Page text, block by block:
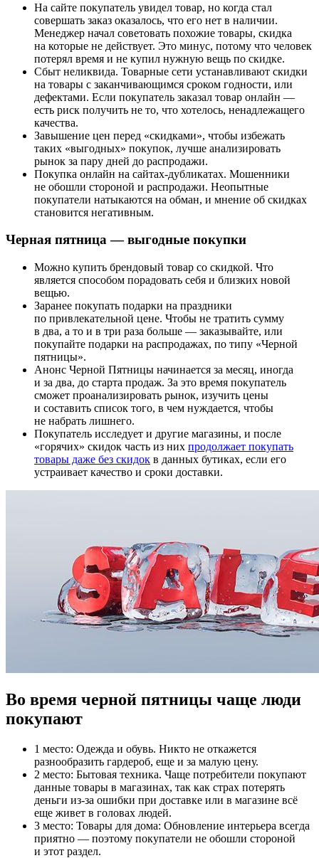
На сайте покупатель увидел товар, но когда стал
совершать заказ оказалось, что его нет в наличии.
Менеджер начал советовать похожие товары, скидка
на которые не действует. Это минус, потому что человек
потерял время и не купил нужную вещь по скидке.
Сбыт неликвида. Товарные сети устанавливают скидки
на товары с заканчивающимся сроком годности, или
дефектами. Если покупатель заказал товар онлайн —
есть риск получить не то, что хотелось, ненадлежащего
качества.
Завышение цен перед «скидками», чтобы избежать
таких «выгодных» покупок, лучше анализировать
рынок за пару дней до распродажи.
Покупка онлайн на сайтах-дубликатах. Мошенники
не обошли стороной и распродажи. Неопытные
покупатели натыкаются на обман, и мнение об скидках
становится негативным.
Черная пятница — выгодные покупки
Можно купить брендовый товар со скидкой. Что
является способом порадовать себя и близких новой
вещью.
Заранее покупать подарки на праздники
по привлекательной цене. Чтобы не тратить сумму
в два, а то и в три раза больше — заказывайте, или
покупайте подарки на распродажах, по типу «Черной
пятницы».
Анонс Черной Пятницы начинается за месяц, иногда
и за два, до старта продаж. За это время покупатель
сможет проанализировать рынок, изучить цены
и составить список того, в чем нуждается, чтобы
не набрать лишнего.
Покупатель исследует и другие магазины, и после
«горячих» скидок часть из них продолжает покупать
товары даже без скидок в данных бутиках, если его
устраивает качество и сроки доставки.
Во время черной пятницы чаще люди
покупают
1 место: Одежда и обувь. Никто не откажется
разнообразить гардероб, еще и за малую цену.
2 место: Бытовая техника. Чаще потребители покупают
данные товары в магазинах, так как страх потерять
деньги из-за ошибки при доставке или в магазине всё
еще живет в головах людей.
3 место: Товары для дома: Обновление интерьера всегда
приятно — поэтому покупатели не обошли стороной
и этот раздел.